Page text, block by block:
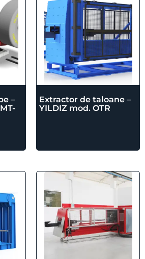
–
Extractor de taloane –
YILDIZ mod. OTR